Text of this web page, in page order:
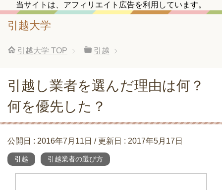
当サイトは、アフィリエイト広告を利用しています。
引越大学
引越大学 TOP 引越
引越し業者を選んだ理由は何？
何を優先した？
公開日 : 2016年7月11日 / 更新日 : 2017年5月17日
引越 引越業者の選び方